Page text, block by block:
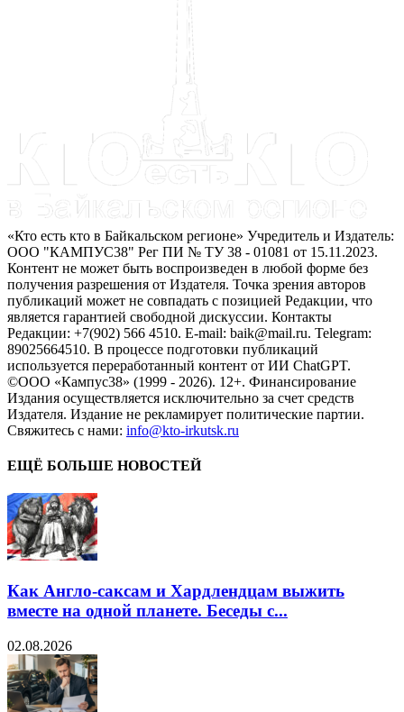
«Кто есть кто в Байкальском регионе» Учредитель и Издатель:
ООО "КАМПУС38" Рег ПИ № ТУ 38 - 01081 от 15.11.2023.
Контент не может быть воспроизведен в любой форме без
получения разрешения от Издателя. Точка зрения авторов
публикаций может не совпадать с позицией Редакции, что
является гарантией свободной дискуссии. Контакты
Редакции: +7(902) 566 4510. E-mail: baik@mail.ru. Telegram:
89025664510. В процессе подготовки публикаций
используется переработанный контент от ИИ ChatGPT.
©ООО «Кампус38» (1999 - 2026). 12+. Финансирование
Издания осуществляется исключительно за счет средств
Издателя. Издание не рекламирует политические партии.
Свяжитесь с нами: info@kto-irkutsk.ru
ЕЩЁ БОЛЬШЕ НОВОСТЕЙ
Как Англо-саксам и Хардлендцам выжить
вместе на одной планете. Беседы с...
02.08.2026